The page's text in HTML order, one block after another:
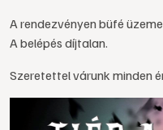
A rendezvényen büfé
A belépés díjtalan.
Szeretettel várunk minden